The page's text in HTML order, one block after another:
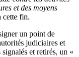
et des moyens
cette fin.
un point de
judiciaires et
et retirés, un «